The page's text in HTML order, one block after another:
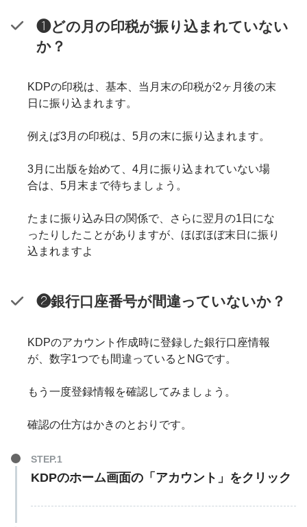
❶どの月の印税が振り込まれていない
か？
KDPの印税は、基本、当月末の印税が2ヶ月後の末
日に振り込まれます。
例えば3月の印税は、5月の末に振り込まれます。
3月に出版を始めて、4月に振り込まれていない場
合は、5月末まで待ちましょう。
たまに振り込み日の関係で、さらに翌月の1日にな
ったりしたことがありますが、ほぼほぼ末日に振り
込まれますよ
❷銀行口座番号が間違っていないか？
KDPのアカウント作成時に登録した銀行口座情報
が、数字1つでも間違っているとNGです。
もう一度登録情報を確認してみましょう。
確認の仕方はかきのとおりです。
KDPのホーム画面の「アカウント」をクリック